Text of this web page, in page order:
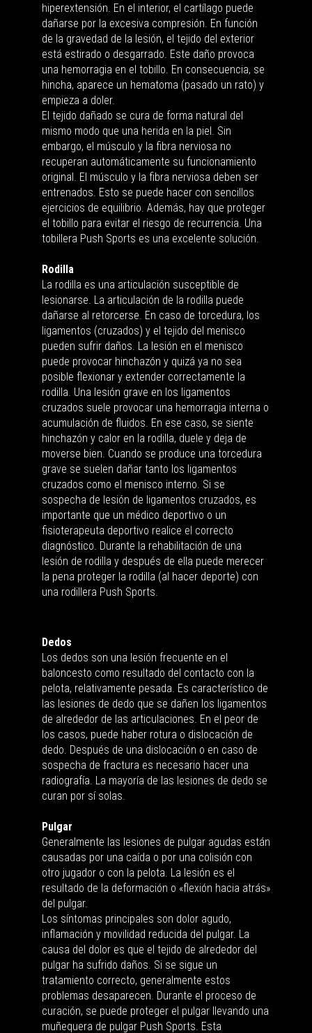
hiperextensión. En el interior, el cartílago puede
dañarse por la excesiva compresión. En función
de la gravedad de la lesión, el tejido del exterior
está estirado o desgarrado. Este daño provoca
una hemorragia en el tobillo. En consecuencia, se
hincha, aparece un hematoma (pasado un rato) y
empieza a doler.
El tejido dañado se cura de forma natural del
mismo modo que una herida en la piel. Sin
embargo, el músculo y la fibra nerviosa no
recuperan automáticamente su funcionamiento
original. El músculo y la fibra nerviosa deben ser
entrenados. Esto se puede hacer con sencillos
ejercicios de equilibrio. Además, hay que proteger
el tobillo para evitar el riesgo de recurrencia. Una
tobillera Push Sports es una excelente solución.
Rodilla
La rodilla es una articulación susceptible de
lesionarse. La articulación de la rodilla puede
dañarse al retorcerse. En caso de torcedura, los
ligamentos (cruzados) y el tejido del menisco
pueden sufrir daños. La lesión en el menisco
puede provocar hinchazón y quizá ya no sea
posible flexionar y extender correctamente la
rodilla. Una lesión grave en los ligamentos
cruzados suele provocar una hemorragia interna o
acumulación de fluidos. En ese caso, se siente
hinchazón y calor en la rodilla, duele y deja de
moverse bien. Cuando se produce una torcedura
grave se suelen dañar tanto los ligamentos
cruzados como el menisco interno. Si se
sospecha de lesión de ligamentos cruzados, es
importante que un médico deportivo o un
fisioterapeuta deportivo realice el correcto
diagnóstico. Durante la rehabilitación de una
lesión de rodilla y después de ella puede merecer
la pena proteger la rodilla (al hacer deporte) con
una rodillera Push Sports.
Dedos
Los dedos son una lesión frecuente en el
baloncesto como resultado del contacto con la
pelota, relativamente pesada. Es característico de
las lesiones de dedo que se dañen los ligamentos
de alrededor de las articulaciones. En el peor de
los casos, puede haber rotura o dislocación de
dedo. Después de una dislocación o en caso de
sospecha de fractura es necesario hacer una
radiografía. La mayoría de las lesiones de dedo se
curan por sí solas.
Pulgar
Generalmente las lesiones de pulgar agudas están
causadas por una caída o por una colisión con
otro jugador o con la pelota. La lesión es el
resultado de la deformación o «flexión hacia atrás»
del pulgar.
Los síntomas principales son dolor agudo,
inflamación y movilidad reducida del pulgar. La
causa del dolor es que el tejido de alrededor del
pulgar ha sufrido daños. Si se sigue un
tratamiento correcto, generalmente estos
problemas desaparecen. Durante el proceso de
curación, se puede proteger el pulgar llevando una
muñequera de pulgar Push Sports. Esta